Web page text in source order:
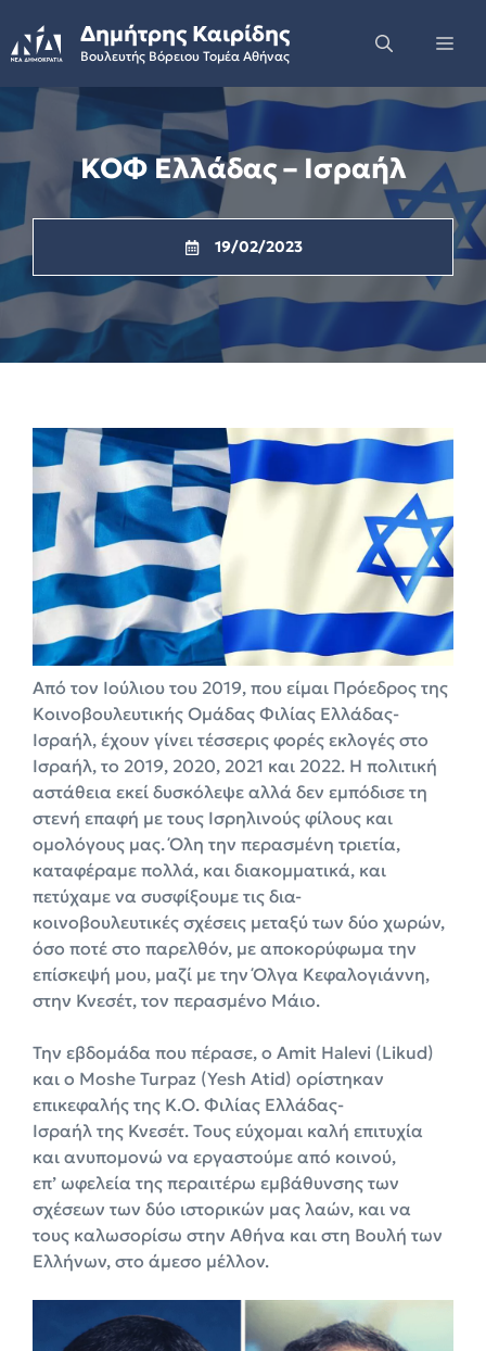
to
content
Δημήτρης Καιρίδης
Βουλευτής Βόρειου Τομέα Αθήνας
ΚΟΦ Ελλάδας – Ισραήλ
19/02/2023
Από τον Ιούλιου του 2019, που είμαι Πρόεδρος της
Κοινοβουλευτικής Ομάδας Φιλίας Ελλάδας-
Ισραήλ, έχουν γίνει τέσσερις φορές εκλογές στο
Ισραήλ, το 2019, 2020, 2021 και 2022. Η πολιτική
αστάθεια εκεί δυσκόλεψε αλλά δεν εμπόδισε τη
στενή επαφή με τους Ισρηλινούς φίλους και
ομολόγους μας. Όλη την περασμένη τριετία,
καταφέραμε πολλά, και διακομματικά, και
πετύχαμε να συσφίξουμε τις δια-
κοινοβουλευτικές σχέσεις μεταξύ των δύο χωρών,
όσο ποτέ στο παρελθόν, με αποκορύφωμα την
επίσκεψή μου, μαζί με την Όλγα Κεφαλογιάννη,
στην Κνεσέτ, τον περασμένο Μάιο.
Την εβδομάδα που πέρασε, ο Amit Halevi (Likud)
και ο Moshe Turpaz (Yesh Atid) ορίστηκαν
επικεφαλής της Κ.Ο. Φιλίας Ελλάδας-
Ισραήλ της Κνεσέτ. Τους εύχομαι καλή επιτυχία
και ανυπομονώ να εργαστούμε από κοινού,
επ’ ωφελεία της περαιτέρω εμβάθυνσης των
σχέσεων των δύο ιστορικών μας λαών, και να
τους καλωσορίσω στην Αθήνα και στη Βουλή των
Ελλήνων, στο άμεσο μέλλον.